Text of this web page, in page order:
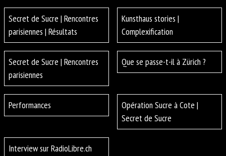
Secret de Sucre | Rencontres
parisiennes | Résultats
Kunsthaus stories |
Complexification
Secret de Sucre | Rencontres
parisiennes
Que se passe-t-il à Zürich ?
Performances
Opération Sucre à Cote |
Secret de Sucre
Interview sur RadioLibre.ch